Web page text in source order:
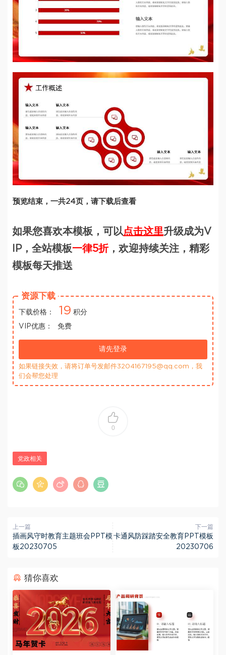
预览结束，一共24页，请下载后查看
如果您喜欢本模板，可以点击这里升级成为V
IP，全站模板一律5折，欢迎持续关注，精彩
模板每天推送
资源下载
下载价格： 19 积分
VIP优惠：
免费
请先登录
如果链接失效，请将订单号发邮件3204167195@qq.com，我
们会帮您处理
0
党政相关
上一篇
插画风守时教育主题班会PPT模
板20230705
下一篇
卡通风防踩踏安全教育PPT模板
20230706
猜你喜欢